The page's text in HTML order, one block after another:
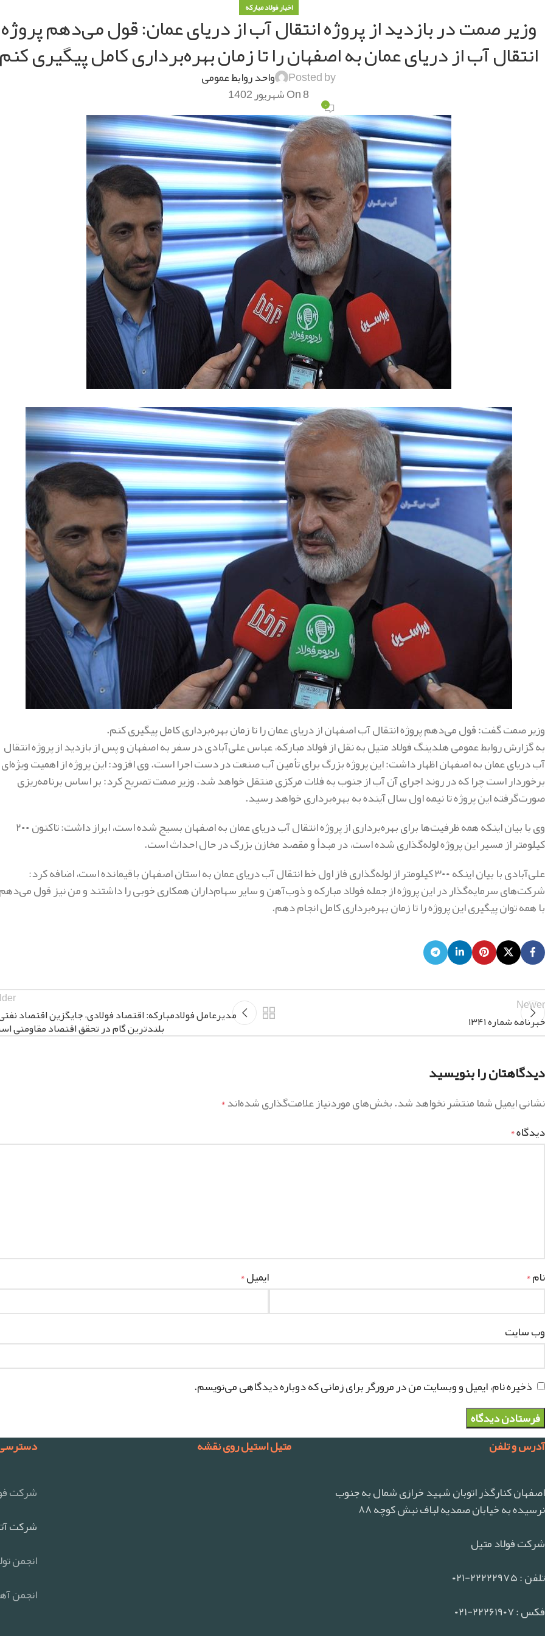
اخبار فولاد مبارکه
وزیر صمت در بازدید از پروژه انتقال آب از دریای عمان: قول می‌دهم پروژه
انتقال آب از دریای عمان به اصفهان را تا زمان بهره‌برداری كامل پیگیری كنم
Posted by واحد روابط عمومی
On 8 شهریور 1402 ۰
وزیر صمت گفت: قول می‌دهم پروژه انتقال آب اصفهان از دریای عمان را تا زمان بهره‌برداری کامل پیگیری کنم.
به گزارش روابط عمومی هلدینگ فولاد متیل به نقل از فولاد مبارکه، عباس علی‌آبادی در سفر به اصفهان و پس از بازدید از پروژه انتقال
آب دریای عمان به اصفهان اظهار داشت: این پروژه بزرگ برای تأمین آب صنعت در دست اجرا است.وی افزود: این پروژه از اهمیت ویژه‌ای
برخوردار است چرا که در روند اجرای آن آب از جنوب به فلات مرکزی منتقل خواهد شد.وزیر صمت تصریح کرد: بر اساس برنامه‌ریزی
صورت‌گرفته این پروژه تا نیمه اول سال آینده به بهره‌برداری خواهد رسید.
وی با بیان اینکه همه ظرفیت‌ها برای بهره‌برداری از پروژه انتقال آب دریای عمان به اصفهان بسیج شده است، ابراز داشت: تاکنون ۲۰۰
کیلومتر از مسیر این پروژه لوله‌گذاری شده است، در مبدأ و مقصد مخازن بزرگ در حال احداث است.
علی‌آبادی با بیان اینکه ۳۰۰ کیلومتر از لوله‌گذاری فاز اول خط انتقال آب دریای عمان به استان اصفهان باقیمانده است، اضافه کرد:
شرکت‌های سرمایه‌گذار در این پروژه از جمله فولاد مبارکه و ذوب‌آهن و سایر سهام‌داران همکاری خوبی را داشتند و من نیز قول می‌دهم
با همه توان پیگیری این پروژه را تا زمان بهره‌برداری کامل انجام دهم.
Newer
خبرنامه شماره ۱۳۴۱
مدیرعامل فولادمبارکه: اقتصاد فولادی، جایگزین اقتصاد
بلندترین گام در تحقق اقتصاد مقاومتی
دیدگاهتان را بنویسید
نشانی ایمیل شما منتشر نخواهد شد.بخش‌های موردنیاز علامت‌گذاری شده‌اند*
دیدگاه*
نام* ایمیل*
وب‌ سایت
ذخیره نام، ایمیل و وبسایت من در مرورگر برای زمانی که دوباره دیدگاهی می‌نویسم.
آدرس و تلفن
اصفهان کنارگذر اتوبان شهید خرازی شمال به جنوب
نرسیده به خیابان صمدیه لباف نبش کوچه ۸۸
شرکت فولاد متیل
تلفن : ۲۲۲۲۲۹۷۵-۰۲۱
فکس : ۲۲۲۶۱۹۰۷-۰۲۱
متیل استیل روی نقشه
شرکت
شرکت
انجمن
انجمن